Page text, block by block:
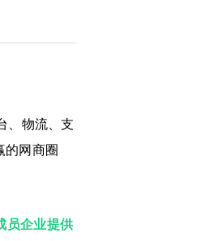
、物流、支
的网商圈
员企业提供